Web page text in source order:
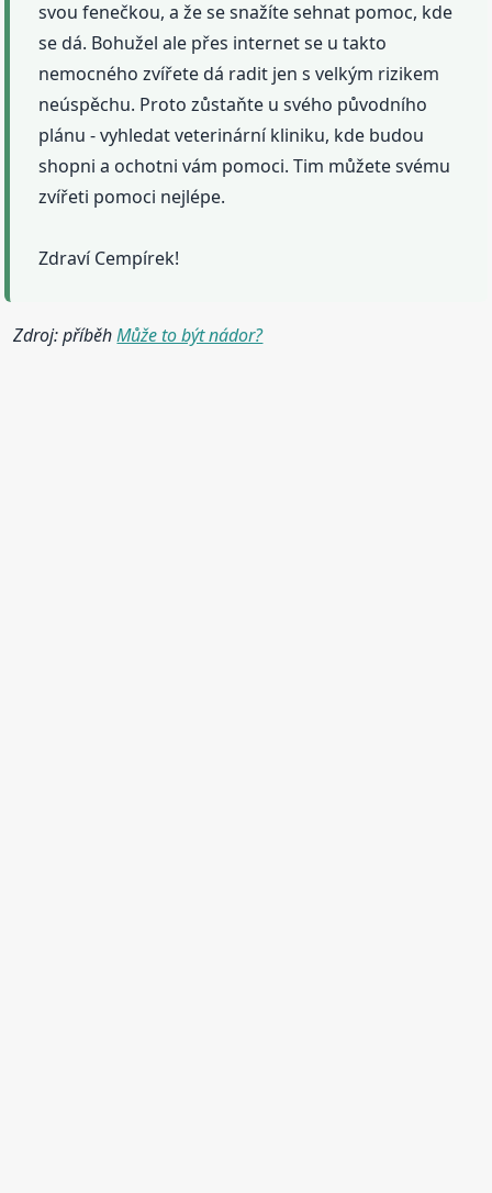
svou fenečkou, a že se snažíte sehnat pomoc, kde
se dá. Bohužel ale přes internet se u takto
nemocného zvířete dá radit jen s velkým rizikem
neúspěchu. Proto zůstaňte u svého původního
plánu - vyhledat veterinární kliniku, kde budou
shopni a ochotni vám pomoci. Tim můžete svému
zvířeti pomoci nejlépe.
Zdraví Cempírek!
Zdroj: příběhMůže to být nádor?